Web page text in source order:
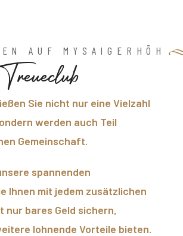
AUF MYSAIGERHÖH
reueclub
Sie nicht nur eine Vielzahl
werden auch Teil
Gemeinschaft.
spannenden
Ihnen mit jedem zusätzlichen
bares Geld sichern,
lohnende Vorteile bieten.